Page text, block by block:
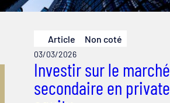
Article Non coté
03/03/2026
Investir sur le marché
secondaire en private